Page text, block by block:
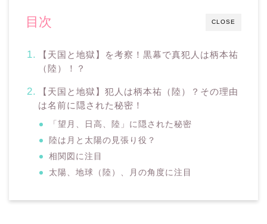
CLOSE
目次
【天国と地獄】を考察！黒幕で真犯人は柄本祐
（陸）！？
【天国と地獄】犯人は柄本祐（陸）？その理由
は名前に隠された秘密！
「望月、日高、陸」に隠された秘密
陸は月と太陽の見張り役？
相関図に注目
太陽、地球（陸）、月の角度に注目